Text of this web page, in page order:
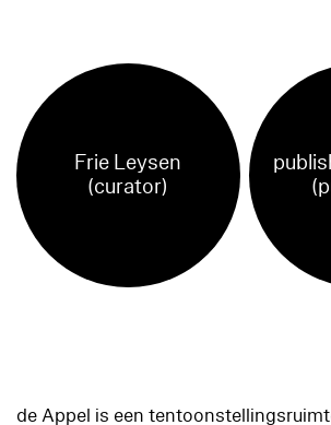
Frie Leysen
(curator)
de Appel is een